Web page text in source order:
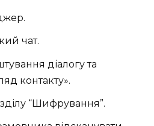
чат.
діалогу та
контакту».
“Шифрування”.